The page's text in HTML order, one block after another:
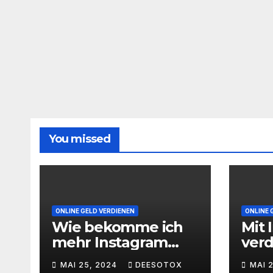
You missed
ONLINE GELD VERDIENEN
Wie bekomme ich
mehr Instagram
MAI 25, 2024 DEESOTOX
ONLINE
Mit
MAI